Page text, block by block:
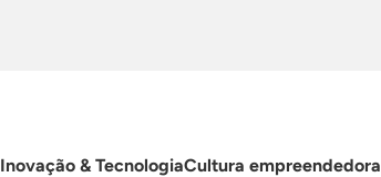
Inovação & TecnologiaCultura empreendedora